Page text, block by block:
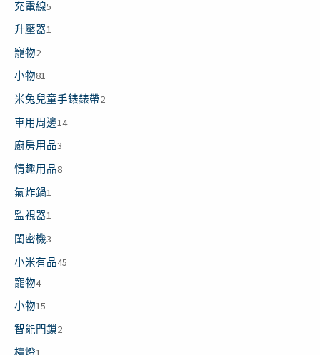
充電線5
升壓器1
寵物2
小物81
米兔兒童手錶錶帶2
車用周邊14
廚房用品3
情趣用品8
氣炸鍋1
監視器1
閨密機3
小米有品45
寵物4
小物15
智能門鎖2